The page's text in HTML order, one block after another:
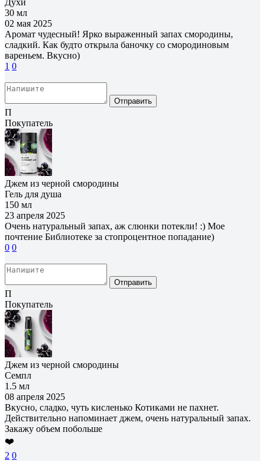
30 мл
02 мая 2025
Аромат чудесный! Ярко выраженный запах смородины,
сладкий. Как будто открыла баночку со смородиновым
вареньем. Вкусно)
1 0
Отправить
П
Покупатель
Джем из черной смородины
Гель для душа
150 мл
23 апреля 2025
Очень натуральный запах, аж слюнки потекли! :) Мое
почтение Библиотеке за стопроцентное попадание)
0 0
Отправить
П
Покупатель
Джем из черной смородины
Семпл
1.5 мл
08 апреля 2025
Вкусно, сладко, чуть кисленько Котиками не пахнет.
Действительно напоминает джем, очень натуральный запах.
Закажу объем побольше
❤️
2 0